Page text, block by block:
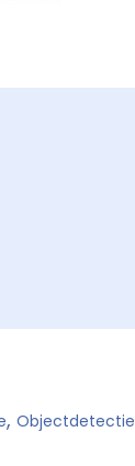
, Objectdetectie